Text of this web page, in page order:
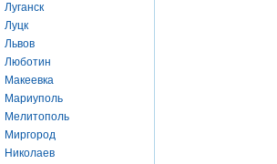
Луганск
Луцк
Львов
Люботин
Макеевка
Мариуполь
Мелитополь
Миргород
Николаев